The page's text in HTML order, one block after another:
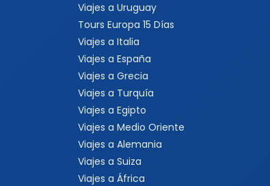
Viajes a Uruguay
Tours Europa 15 Días
Viajes a Italia
Viajes a España
Viajes a Grecia
Viajes a Turquía
Viajes a Egipto
Viajes a Medio Oriente
Viajes a Alemania
Viajes a Suiza
Viajes a África